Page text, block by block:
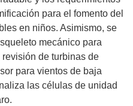
para el fomento del
en niños. Asimismo, se
mecánico para
de turbinas de
para vientos de baja
las células de unidad